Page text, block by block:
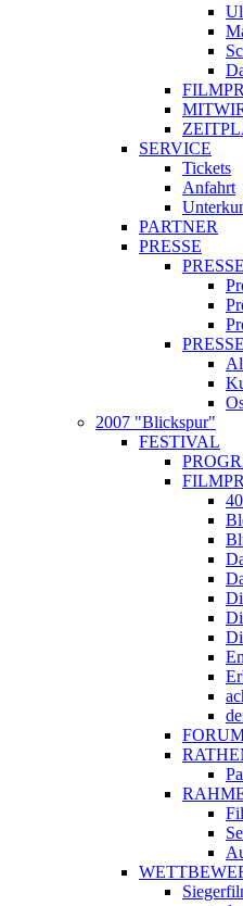
SERVICE
Tickets
Anfahrt
PARTNER
PRESSE
2007 "Blickspur"
FESTIVAL